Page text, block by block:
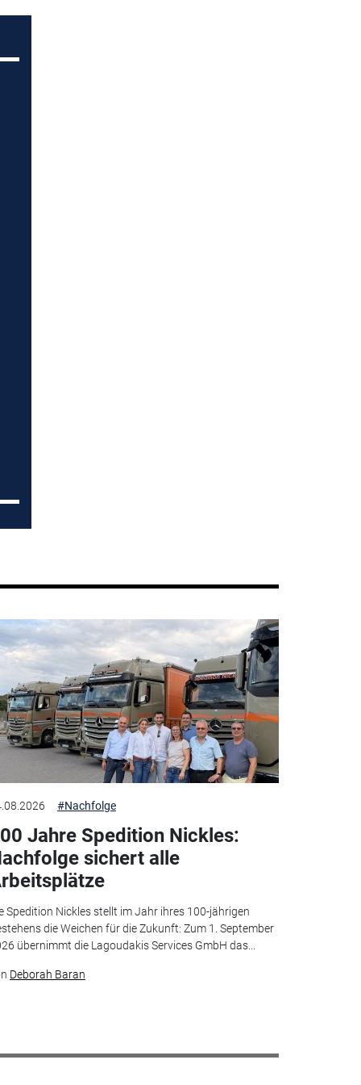
#Nachfolge
Jahre Spedition Nickles:
sichert alle
Spedition Nickles stellt im Jahr ihres 100-jährigen
die Weichen für die Zukunft: Zum 1. September
übernimmt die Lagoudakis Services GmbH das...
Deborah Baran